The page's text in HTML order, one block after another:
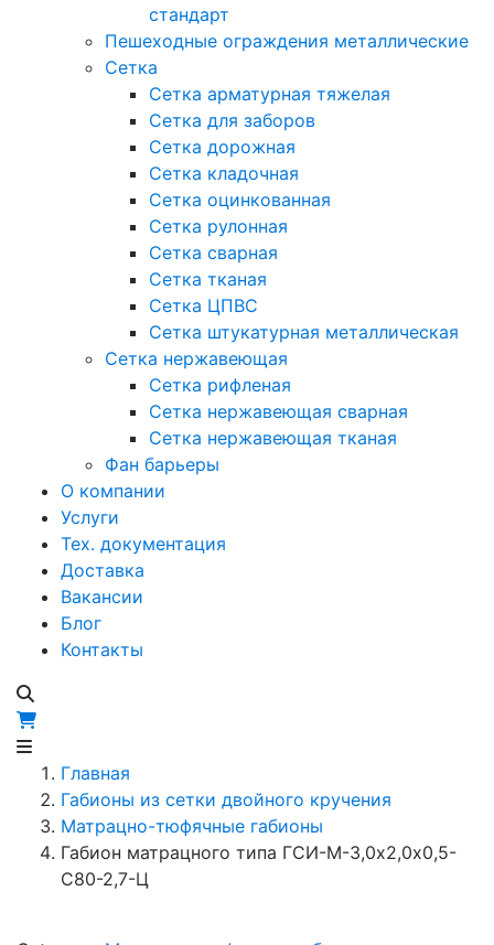
стандарт
Пешеходные ограждения металлические
Сетка
Сетка арматурная тяжелая
Сетка для заборов
Сетка дорожная
Сетка кладочная
Сетка оцинкованная
Сетка рулонная
Сетка сварная
Сетка тканая
Сетка ЦПВС
Сетка штукатурная металлическая
Сетка нержавеющая
Сетка рифленая
Сетка нержавеющая сварная
Сетка нержавеющая тканая
Фан барьеры
О компании
Услуги
Тех. документация
Доставка
Вакансии
Блог
Контакты
Главная
Габионы из сетки двойного кручения
Матрацно-тюфячные габионы
Габион матрацного типа ГCИ-М-3,0х2,0х0,5-
С80-2,7-Ц